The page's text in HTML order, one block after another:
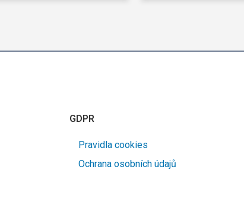
GDPR
Pravidla cookies
Ochrana osobních údajů